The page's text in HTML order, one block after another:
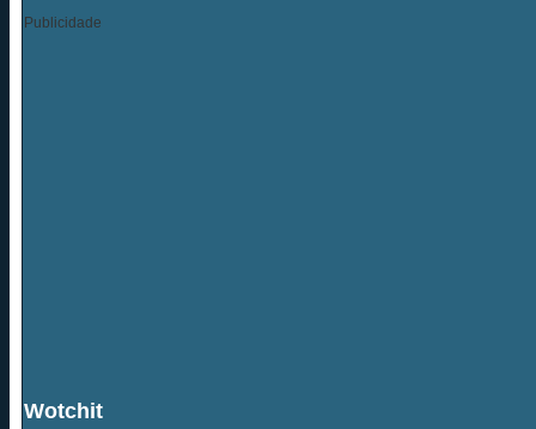
Publicidade
Wotchit